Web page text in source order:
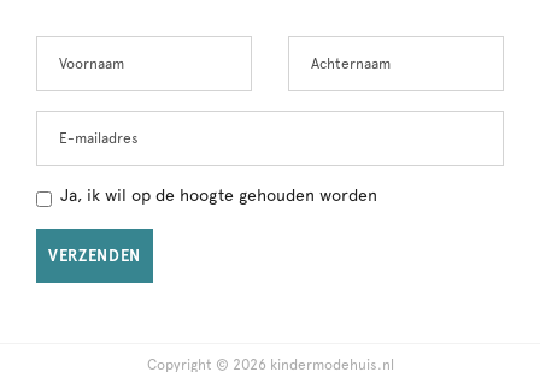
this
Ja, ik wil op de hoogte gehouden worden
VERZENDEN
Copyright © 2026 kindermodehuis.nl